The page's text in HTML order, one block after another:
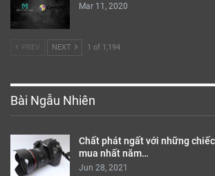
Mar 11, 2020
PREV NEXT 1 of 1,194
Bài Ngẫu Nhiên
Chất phát ngất với những
mua nhất năm…
Jun 28, 2021